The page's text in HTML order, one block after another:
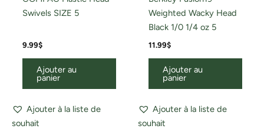
Swivels SIZE 5
9.99$
Ajouter au
panier
Ajouter à la liste de
souhait
Weighted Wacky Head
Black 1/0 1/4 oz 5
11.99$
Ajouter au
panier
Ajouter à la liste de
souhait